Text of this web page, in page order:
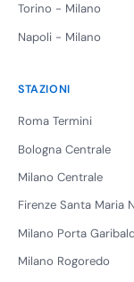
Torino - Milano
Napoli - Milano
STAZIONI
Roma Termini
Bologna Centrale
Milano Centrale
Firenze Santa Maria
Milano Porta
Milano Rogoredo